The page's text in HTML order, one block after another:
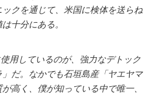
クを通じて、米国に検体を送らね
十分にある。
用しているのが、強力なデトック
」だ。なかでも石垣島産「ヤエヤマ
高く、僕が知っている中で唯一、